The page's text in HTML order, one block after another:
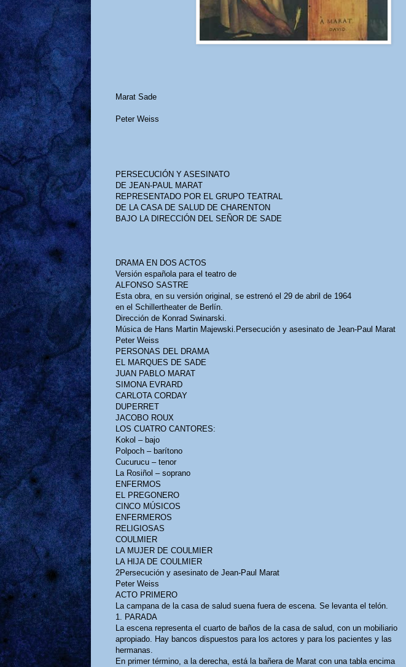
Marat Sade
Peter Weiss
PERSECUCIÓN Y ASESINATO
DE JEAN-PAUL MARAT
REPRESENTADO POR EL GRUPO TEATRAL
DE LA CASA DE SALUD DE CHARENTON
BAJO LA DIRECCIÓN DEL SEÑOR DE SADE
DRAMA EN DOS ACTOS
Versión española para el teatro de
ALFONSO SASTRE
Esta obra, en su versión original, se estrenó el 29 de abril de 1964
en el Schillertheater de Berlín.
Dirección de Konrad Swinarski.
Música de Hans Martin Majewski.Persecución y asesinato de Jean-Paul Marat
Peter Weiss
PERSONAS DEL DRAMA
EL MARQUES DE SADE
JUAN PABLO MARAT
SIMONA EVRARD
CARLOTA CORDAY
DUPERRET
JACOBO ROUX
LOS CUATRO CANTORES:
Kokol – bajo
Polpoch – barítono
Cucurucu – tenor
La Rosiñol – soprano
ENFERMOS
EL PREGONERO
CINCO MÚSICOS
ENFERMEROS
RELIGIOSAS
COULMIER
LA MUJER DE COULMIER
LA HIJA DE COULMIER
2Persecución y asesinato de Jean-Paul Marat
Peter Weiss
ACTO PRIMERO
La campana de la casa de salud suena fuera de escena. Se levanta el telón.
1. PARADA
La escena representa el cuarto de baños de la casa de salud, con un mobiliario
apropiado. Hay bancos dispuestos para los actores y para los pacientes y las
hermanas.
En primer término, a la derecha, está la bañera de Marat con una tabla encima